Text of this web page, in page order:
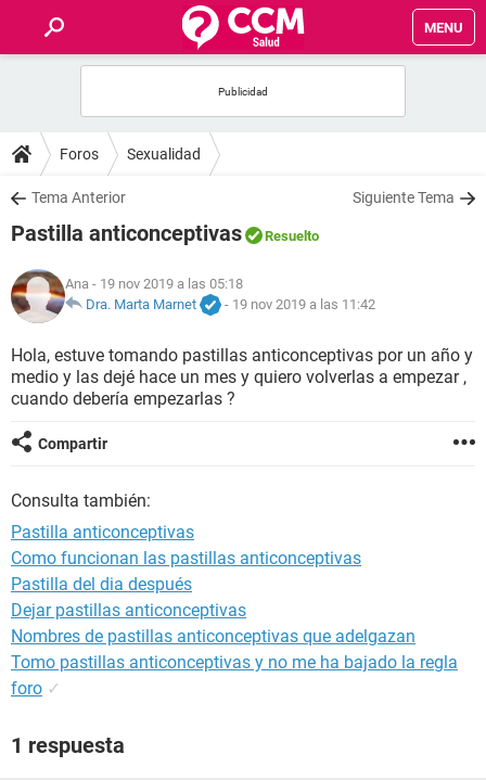
MENU
FOROS
SALUD
NUTRICIÓN
BIENESTAR
Foros Sexualidad
Tema Anterior Siguiente Tema
Pastilla anticonceptivas Resuelto
Ana - 19 nov 2019 a las 05:18
Dra. Marta Marnet
- 19 nov 2019 a las 11:42
Hola, estuve tomando pastillas anticonceptivas por un año y
medio y las dejé hace un mes y quiero volverlas a empezar ,
cuando debería empezarlas ?
Compartir
Consulta también:
Pastilla anticonceptivas
Como funcionan las pastillas anticonceptivas
Pastilla del dia después
Dejar pastillas anticonceptivas
Nombres de pastillas anticonceptivas que adelgazan
Tomo pastillas anticonceptivas y no me ha bajado la regla
foro ✓
1 respuesta